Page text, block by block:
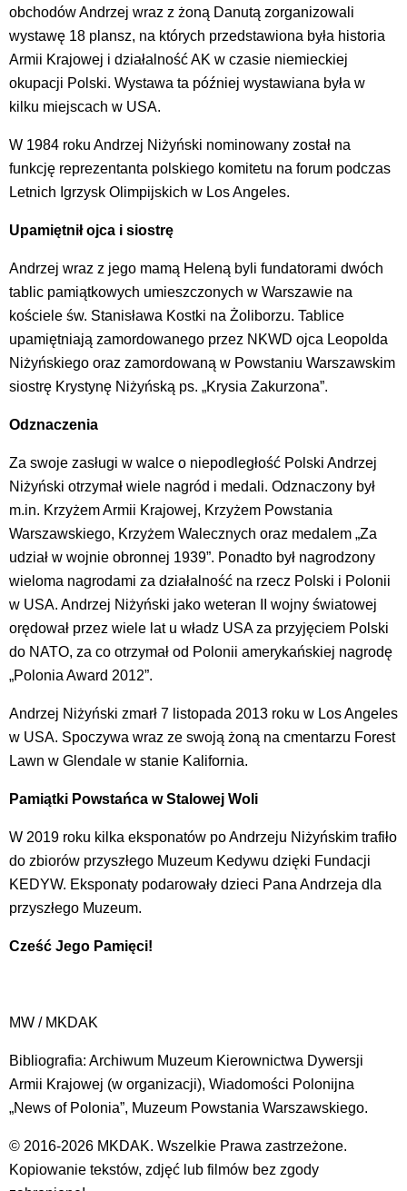
obchodów Andrzej wraz z żoną Danutą zorganizowali
wystawę 18 plansz, na których przedstawiona była historia
Armii Krajowej i działalność AK w czasie niemieckiej
okupacji Polski. Wystawa ta później wystawiana była w
kilku miejscach w USA.
W 1984 roku Andrzej Niżyński nominowany został na
funkcję reprezentanta polskiego komitetu na forum podczas
Letnich Igrzysk Olimpijskich w Los Angeles.
Upamiętnił ojca i siostrę
Andrzej wraz z jego mamą Heleną byli fundatorami dwóch
tablic pamiątkowych umieszczonych w Warszawie na
kościele św. Stanisława Kostki na Żoliborzu. Tablice
upamiętniają zamordowanego przez NKWD ojca Leopolda
Niżyńskiego oraz zamordowaną w Powstaniu Warszawskim
siostrę Krystynę Niżyńską ps. „Krysia Zakurzona”.
Odznaczenia
Za swoje zasługi w walce o niepodległość Polski Andrzej
Niżyński otrzymał wiele nagród i medali. Odznaczony był
m.in. Krzyżem Armii Krajowej, Krzyżem Powstania
Warszawskiego, Krzyżem Walecznych oraz medalem „Za
udział w wojnie obronnej 1939”. Ponadto był nagrodzony
wieloma nagrodami za działalność na rzecz Polski i Polonii
w USA. Andrzej Niżyński jako weteran II wojny światowej
orędował przez wiele lat u władz USA za przyjęciem Polski
do NATO, za co otrzymał od Polonii amerykańskiej nagrodę
„Polonia Award 2012”.
Andrzej Niżyński zmarł 7 listopada 2013 roku w Los Angeles
w USA. Spoczywa wraz ze swoją żoną na cmentarzu Forest
Lawn w Glendale w stanie Kalifornia.
Pamiątki Powstańca w Stalowej Woli
W 2019 roku kilka eksponatów po Andrzeju Niżyńskim trafiło
do zbiorów przyszłego Muzeum Kedywu dzięki Fundacji
KEDYW. Eksponaty podarowały dzieci Pana Andrzeja dla
przyszłego Muzeum.
Cześć Jego Pamięci!
MW / MKDAK
Bibliografia: Archiwum Muzeum Kierownictwa Dywersji
Armii Krajowej (w organizacji), Wiadomości Polonijna
„News of Polonia”, Muzeum Powstania Warszawskiego.
© 2016-2026 MKDAK. Wszelkie Prawa zastrzeżone.
Kopiowanie tekstów, zdjęć lub filmów bez zgody